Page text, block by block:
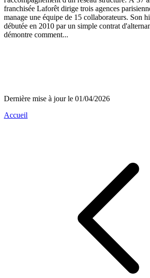
franchisée Laforêt dirige trois agences
manage une équipe de 15 collaborateurs. Son
débutée en 2010 par un simple contrat
démontre comment...
Dernière mise à jour le 01/04/2026
Accueil